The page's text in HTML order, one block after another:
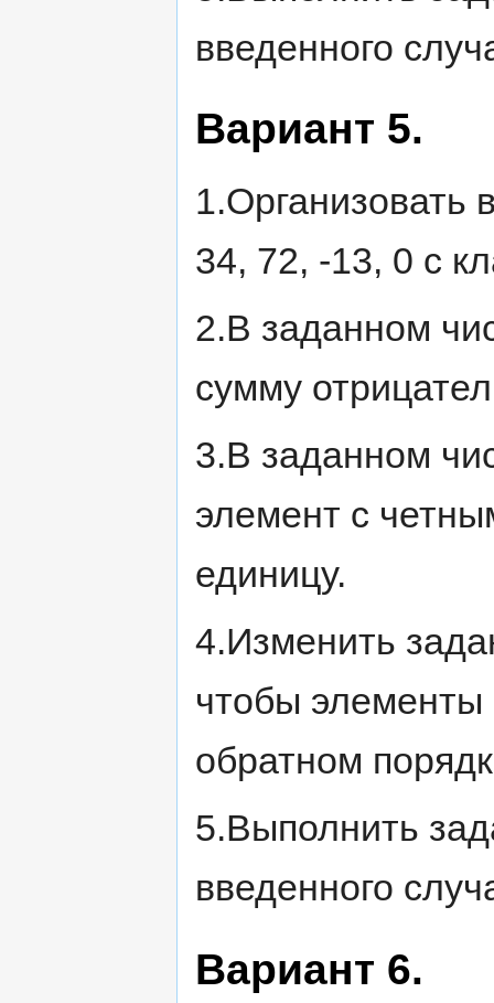
введенного
Вариант 5.
1.Организовать
34, 72, -13, 0 с
2.В заданном
сумму
3.В заданном
элемент с
единицу.
4.Изменить
чтобы
обратном
5.Выполнить
введенного
Вариант 6.